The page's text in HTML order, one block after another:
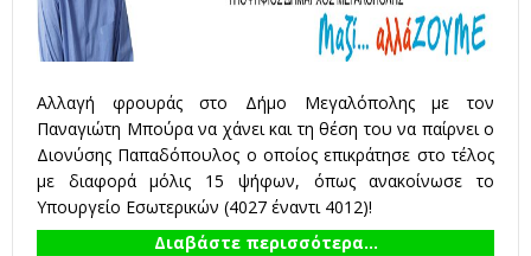
Αλλαγή φρουράς στο Δήμο Μεγαλόπολης με τον
Παναγιώτη Μπούρα να χάνει και τη θέση του να παίρνει ο
Διονύσης Παπαδόπουλος ο οποίος επικράτησε στο τέλος
με διαφορά μόλις 15 ψήφων, όπως ανακοίνωσε το
Υπουργείο Εσωτερικών (4027 έναντι 4012)!
Διαβάστε περισσότερα...